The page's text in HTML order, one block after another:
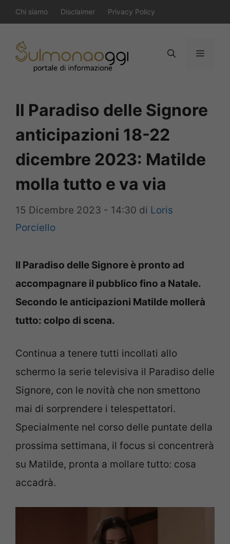
al
contenuto
Chi siamo Disclaimer Privacy Policy
Menu
Il Paradiso delle Signore
anticipazioni 18-22
dicembre 2023: Matilde
molla tutto e va via
15 Dicembre 2023 - 14:30 di Loris
Porciello
Il Paradiso delle Signore è pronto ad
accompagnare il pubblico fino a Natale.
Secondo le anticipazioni Matilde mollerà
tutto: colpo di scena.
Continua a tenere tutti incollati allo
schermo la serie televisiva il Paradiso delle
Signore, con le novità che non smettono
mai di sorprendere i telespettatori.
Specialmente nel corso delle puntate della
prossima settimana, il focus si concentrerà
su Matilde, pronta a mollare tutto: cosa
accadrà.